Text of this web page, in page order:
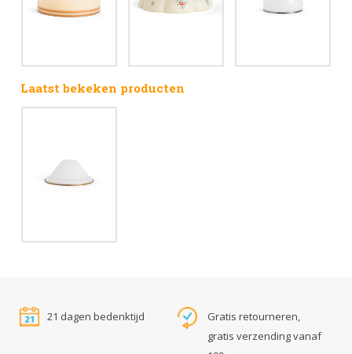
Laatst bekeken producten
21 dagen bedenktijd
Gratis retourneren,
gratis verzending vanaf